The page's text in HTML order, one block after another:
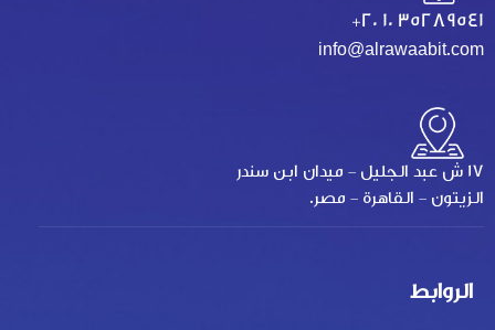
+20 10 35289541
info@alrawaabit.com
17 ش عبد الجليل - ميدان ابن سندر
الزيتون - القاهرة - مصر.
الروابط